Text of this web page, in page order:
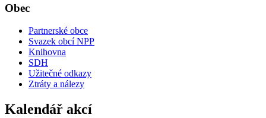
Obec
Partnerské obce
Svazek obcí NPP
Knihovna
SDH
Užitečné odkazy
Ztráty a nálezy
Kalendář akcí